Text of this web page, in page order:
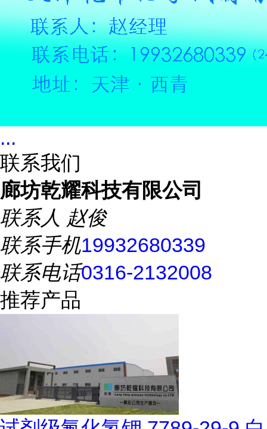
...
联系我们
廊坊乾耀科技有限公司
联系人 赵俊
联系手机19932680339
联系电话0316-2132008
推荐产品